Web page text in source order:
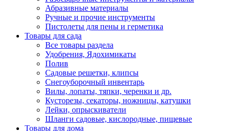
Абразивные материалы
Ручные и прочие инструменты
Пистолеты для пены и герметика
Товары для сада
Все товары раздела
Удобрения, Ядохимикаты
Полив
Садовые решетки, клипсы
Снегоуборочный инвентарь
Вилы, лопаты, тяпки, черенки и др.
Кусторезы, секаторы, ножницы, катушки
Лейки, опрыскиватели
Шланги садовые, кислородные, пищевые
Товары для дома